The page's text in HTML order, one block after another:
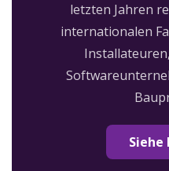
letzten Jahren
internationalen
Siehe